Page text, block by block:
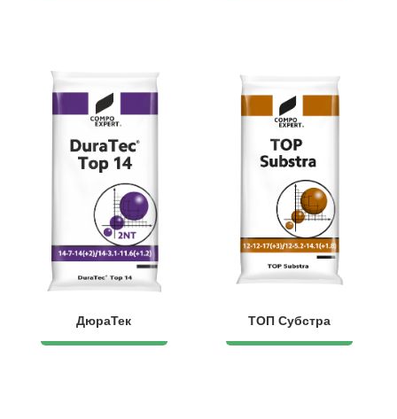
ДюраТек ТОП Субстра